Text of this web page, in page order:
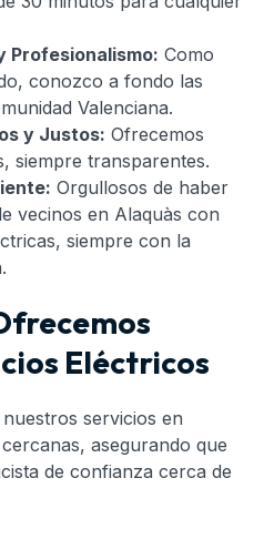
Profesionalismo: Como
conozco a fondo las
Valenciana.
y Justos: Ofrecemos
siempre transparentes.
Orgullosos de haber
vecinos en Alaquàs con
siempre con la
Eléctricos
servicios en
asegurando que
de confianza cerca de